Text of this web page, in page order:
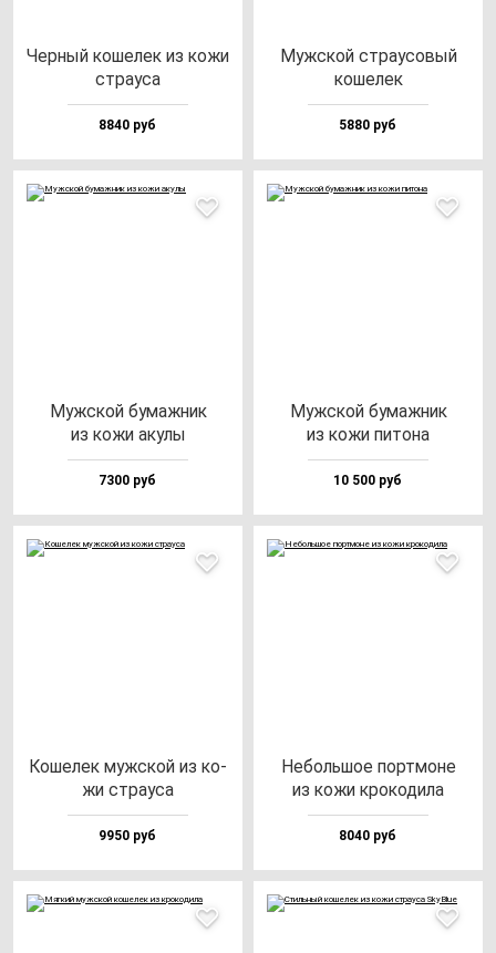
Чер­ный ко­ше­лек из ко­жи
стра­уса
8840 руб
Муж­ской стра­усо­вый
ко­ше­лек
5880 руб
Муж­ской бу­маж­ник
из ко­жи аку­лы
7300 руб
Муж­ской бу­маж­ник
из ко­жи пи­то­на
10 500 руб
Коше­лек муж­ской из ко­
жи стра­уса
9950 руб
Неболь­шое пор­тмо­не
из ко­жи кро­ко­ди­ла
8040 руб